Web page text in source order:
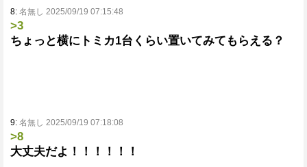
8: 名無し 2025/09/19 07:15:48
>3
ちょっと横にトミカ1台くらい置いてみてもらえる？
9: 名無し 2025/09/19 07:18:08
>8
大丈夫だよ！！！！！！